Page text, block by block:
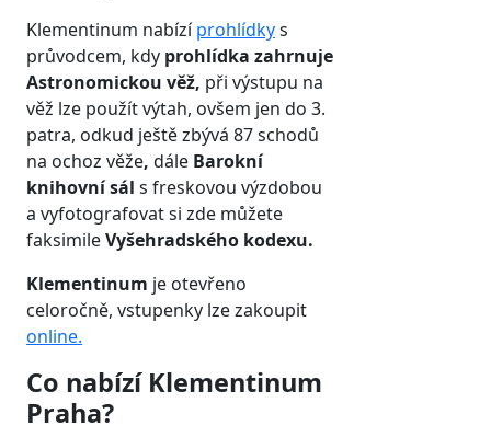
Klementinum nabízíprohlídkys
průvodcem, kdy prohlídka zahrnuje
Astronomickou věž, při výstupu na
věž lze použít výtah, ovšem jen do 3.
patra, odkud ještě zbývá 87 schodů
na ochoz věže, dále Barokní
knihovní sál s freskovou výzdobou
a vyfotografovat si zde můžete
faksimileVyšehradského kodexu.
Klementinum je otevřeno
celoročně, vstupenky lze zakoupit
online.
Co nabízí Klementinum
Praha?